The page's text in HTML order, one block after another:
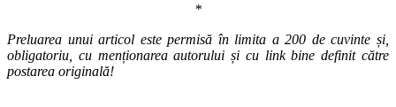
*
Preluarea unui articol este permisă în limita a 200 de cuvinte și,
obligatoriu, cu menționarea autorului și cu link bine definit către
postarea originală!